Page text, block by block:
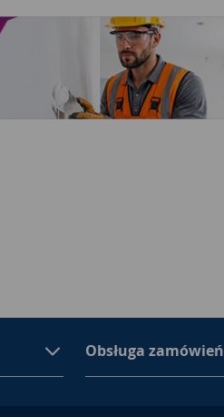
Obsługa zamówień